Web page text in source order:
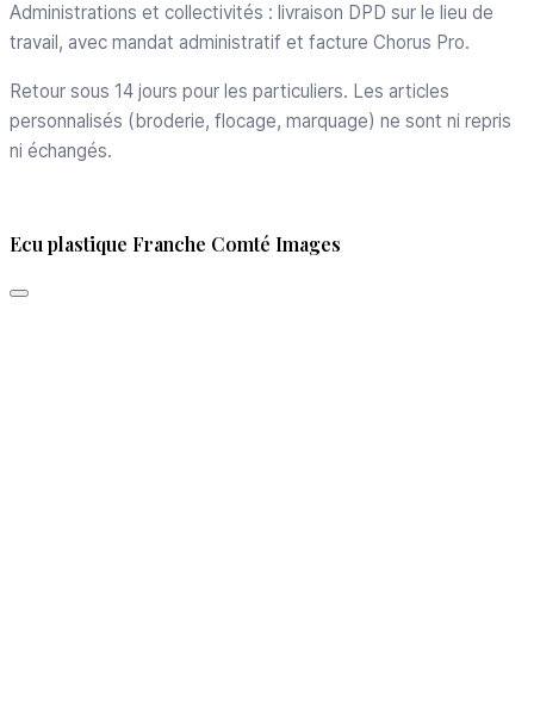
Administrations et collectivités : livraison DPD sur le lieu de
travail, avec mandat administratif et facture Chorus Pro.
Retour sous 14 jours pour les particuliers. Les articles
personnalisés (broderie, flocage, marquage) ne sont ni repris
ni échangés.
Ecu plastique Franche Comté Images